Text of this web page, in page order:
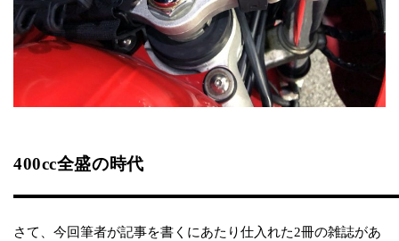
400cc全盛の時代
さて、今回筆者が記事を書くにあたり仕入れた2冊の雑誌があ